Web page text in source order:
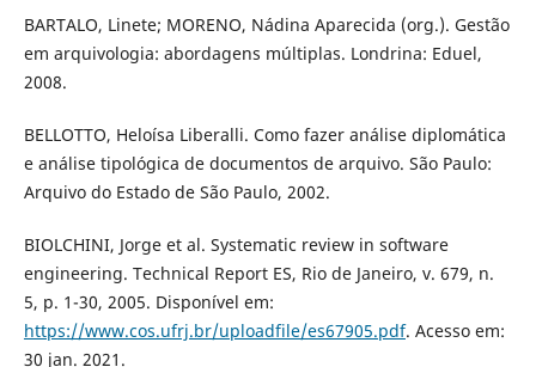
BARTALO, Linete; MORENO, Nádina Aparecida (org.). Gestão
em arquivologia: abordagens múltiplas. Londrina: Eduel,
2008.
BELLOTTO, Heloísa Liberalli. Como fazer análise diplomática
e análise tipológica de documentos de arquivo. São Paulo:
Arquivo do Estado de São Paulo, 2002.
BIOLCHINI, Jorge et al. Systematic review in software
engineering. Technical Report ES, Rio de Janeiro, v. 679, n.
5, p. 1-30, 2005. Disponível em:
https://www.cos.ufrj.br/uploadfile/es67905.pdf. Acesso em:
30 jan. 2021.